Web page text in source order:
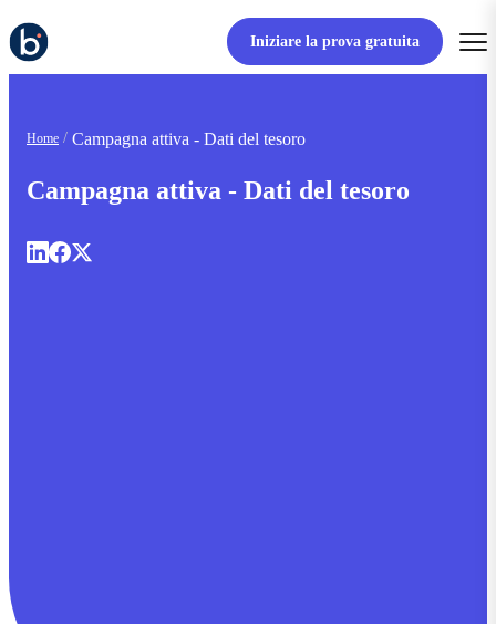
Iniziare la prova gratuita
Home Campagna attiva - Dati del tesoro
Campagna attiva - Dati del tesoro